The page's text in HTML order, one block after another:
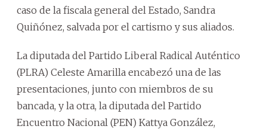
caso de la fiscala general del Estado, Sandra
Quiñónez, salvada por el cartismo y sus aliados.
La diputada del Partido Liberal Radical Auténtico
(PLRA) Celeste Amarilla encabezó una de las
presentaciones, junto con miembros de su
bancada, y la otra, la diputada del Partido
Encuentro Nacional (PEN) Kattya González,